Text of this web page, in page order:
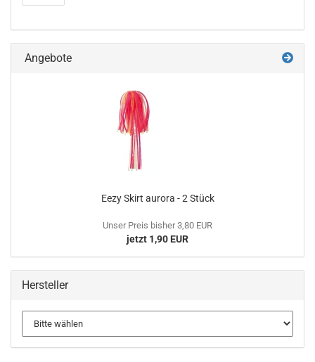
Angebote
Eezy Skirt aurora - 2 Stück
Unser Preis bisher 3,80 EUR
jetzt 1,90 EUR
Hersteller